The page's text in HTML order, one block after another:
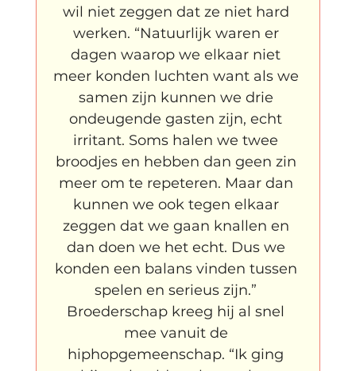
wil niet zeggen dat ze niet hard
werken. “Natuurlijk waren er
dagen waarop we elkaar niet
meer konden luchten want als we
samen zijn kunnen we drie
ondeugende gasten zijn, echt
irritant. Soms halen we twee
broodjes en hebben dan geen zin
meer om te repeteren. Maar dan
kunnen we ook tegen elkaar
zeggen dat we gaan knallen en
dan doen we het echt. Dus we
konden een balans vinden tussen
spelen en serieus zijn.”
Broederschap kreeg hij al snel
mee vanuit de
hiphopgemeenschap. “Ik ging